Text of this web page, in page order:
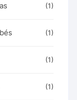
(1)
(1)
(1)
(1)